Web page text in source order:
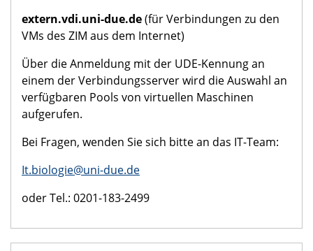
extern.vdi.uni-due.de(für Verbindungen zu den
VMs des ZIM aus dem Internet)
Über die Anmeldung mit der UDE-Kennung an
einem der Verbindungsserver wird die Auswahl an
verfügbaren Pools von virtuellen Maschinen
aufgerufen.
Bei Fragen, wenden Sie sich bitte an das IT-Team:
It.biologie@uni-due.de
oder Tel.: 0201-183-2499